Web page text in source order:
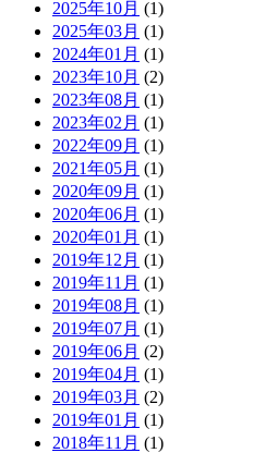
2025年10月 (1)
2025年03月 (1)
2024年01月 (1)
2023年10月 (2)
2023年08月 (1)
2023年02月 (1)
2022年09月 (1)
2021年05月 (1)
2020年09月 (1)
2020年06月 (1)
2020年01月 (1)
2019年12月 (1)
2019年11月 (1)
2019年08月 (1)
2019年07月 (1)
2019年06月 (2)
2019年04月 (1)
2019年03月 (2)
2019年01月 (1)
2018年11月 (1)